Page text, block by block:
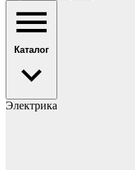
Каталог
Электрика